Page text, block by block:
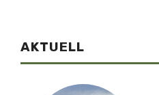
AKTUELL